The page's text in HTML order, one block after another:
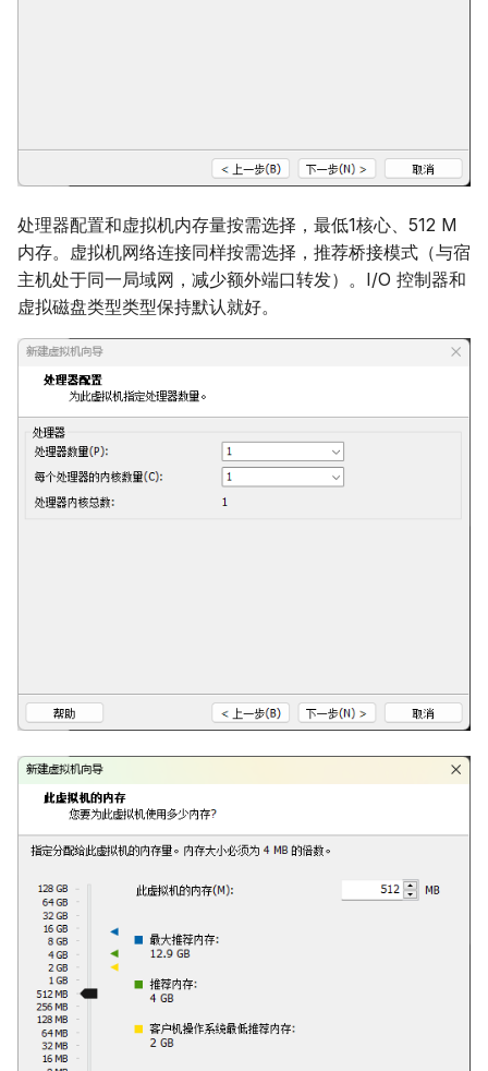
处理器配置和虚拟机内存量按需选择，最低1核心、512 M
内存。虚拟机网络连接同样按需选择，推荐桥接模式（与宿
主机处于同一局域网，减少额外端口转发）。I/O 控制器和
虚拟磁盘类型类型保持默认就好。